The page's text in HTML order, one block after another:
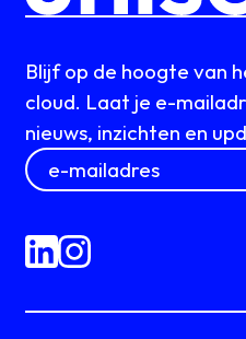
Blijf op de hoogte van
cloud. Laat je e-
nieuws, inzichten en